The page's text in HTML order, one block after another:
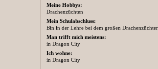
Meine Hobbys:
Drachenzüchten
Mein Schulabschluss:
Bin in der Lehre bei dem großen
Man trifft mich meistens:
in Dragon City
Ich wohne:
in Dragon City